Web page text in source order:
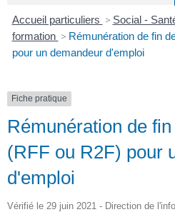
Accueil particuliers > Social -
formation > Rémunération de fin
pour un demandeur d'emploi
Fiche pratique
Rémunération de
(RFF ou R2F) pour
d'emploi
Vérifié le 29 juin 2021 - Direction de